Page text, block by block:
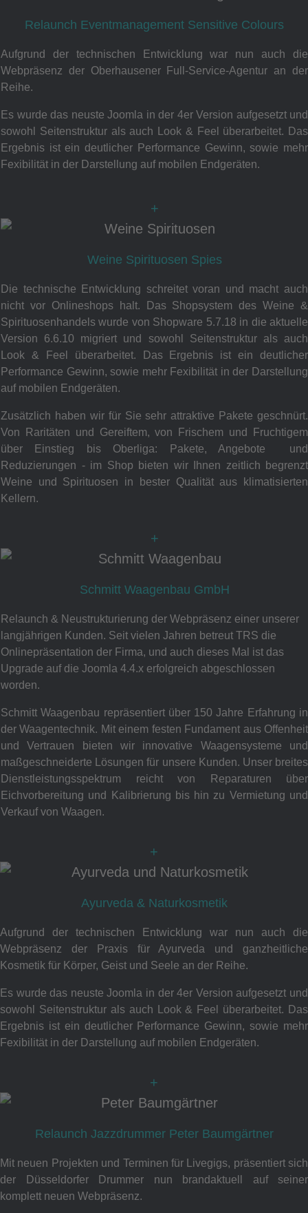
Relaunch Eventmanagement Sensitive Colours
Aufgrund der technischen Entwicklung war nun auch die
Webpräsenz der Oberhausener Full-Service-Agentur an der
Reihe.
Es wurde das neuste Joomla in der 4er Version aufgesetzt und
sowohl Seitenstruktur als auch Look & Feel überarbeitet. Das
Ergebnis ist ein deutlicher Performance Gewinn, sowie mehr
Fexibilität in der Darstellung auf mobilen Endgeräten.
+
Weine Spirituosen Spies
Die technische Entwicklung schreitet voran und macht auch
nicht vor Onlineshops halt. Das Shopsystem des Weine &
Spirituosenhandels wurde von Shopware 5.7.18 in die aktuelle
Version 6.6.10 migriert und sowohl Seitenstruktur als auch
Look & Feel überarbeitet. Das Ergebnis ist ein deutlicher
Performance Gewinn, sowie mehr Fexibilität in der Darstellung
auf mobilen Endgeräten.
Zusätzlich haben wir für Sie sehr attraktive Pakete geschnürt.
Von Raritäten und Gereiftem, von Frischem und Fruchtigem
über Einstieg bis Oberliga: Pakete, Angebote und
Reduzierungen - im Shop bieten wir Ihnen zeitlich begrenzt
Weine und Spirituosen in bester Qualität aus klimatisierten
Kellern.
+
Schmitt Waagenbau GmbH
Relaunch & Neustrukturierung der Webpräsenz einer unserer
langjährigen Kunden. Seit vielen Jahren betreut TRS die
Onlinepräsentation der Firma, und auch dieses Mal ist das
Upgrade auf die Joomla 4.4.x erfolgreich abgeschlossen
worden.
Schmitt Waagenbau repräsentiert über 150 Jahre Erfahrung in
der Waagentechnik. Mit einem festen Fundament aus Offenheit
und Vertrauen bieten wir innovative Waagensysteme und
maßgeschneiderte Lösungen für unsere Kunden. Unser breites
Dienstleistungsspektrum reicht von Reparaturen über
Eichvorbereitung und Kalibrierung bis hin zu Vermietung und
Verkauf von Waagen.
+
Ayurveda & Naturkosmetik
Aufgrund der technischen Entwicklung war nun auch die
Webpräsenz der Praxis für Ayurveda und ganzheitliche
Kosmetik für Körper, Geist und Seele an der Reihe.
Es wurde das neuste Joomla in der 4er Version aufgesetzt und
sowohl Seitenstruktur als auch Look & Feel überarbeitet. Das
Ergebnis ist ein deutlicher Performance Gewinn, sowie mehr
Fexibilität in der Darstellung auf mobilen Endgeräten.
+
Relaunch Jazzdrummer Peter Baumgärtner
Mit neuen Projekten und Terminen für Livegigs, präsentiert sich
der Düsseldorfer Drummer nun brandaktuell auf seiner
komplett neuen Webpräsenz.